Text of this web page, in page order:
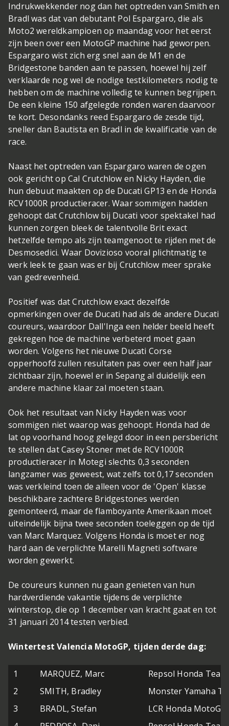
Indrukwekkender nog dan het optreden van Smith en
Bradl was dat van debutant Pol Espargaro, die als
Moto2 wereldkampioen op maandag voor het eerst
zijn been over een MotoGP machine had geworpen.
Espargaro wist zich erg snel aan de M1 en de
Bridgestone banden aan te passen, hoewel hij zelf
verklaarde nog wel de nodige testkilometers nodig te
hebben om de machine volledig te kunnen begrijpen.
De een kleine 150 afgelegde ronden waren daarvoor
te kort. Desondanks reed Espargaro de zesde tijd,
sneller dan Bautista en Bradl in de kwalificatie van de
race.
Naast het optreden van Espargaro waren de ogen
ook gericht op Cal Crutchlow en Nicky Hayden, die
hun debuut maakten op de Ducati GP13 en de Honda
RCV1000R productieracer. Waar sommigen hadden
gehoopt dat Crutchlow bij Ducati voor spektakel had
kunnen zorgen bleek de talentvolle Brit exact
hetzelfde tempo als zijn teamgenoot te rijden met de
Desmosedici. Waar Dovizioso vooral plichtmatig te
werk leek te gaan was er bij Crutchlow meer sprake
van gedrevenheid.
Positief was dat Crutchlow exact dezelfde
opmerkingen over de Ducati had als de andere Ducati
coureurs, waardoor Dall'Inga een helder beeld heeft
gekregen hoe de machine verbeterd moet gaan
worden. Volgens het nieuwe Ducati Corse
opperhoofd zullen resultaten pas over een half jaar
zichtbaar zijn, hoewel er in Sepang al duidelijk een
andere machine klaar zal moeten staan.
Ook het resultaat van Nicky Hayden was voor
sommigen niet waarop was gehoopt. Honda had de
lat op voorhand hoog gelegd door in een persbericht
te stellen dat Casey Stoner met de RCV1000R
productieracer in Motegi slechts 0,3 seconden
langzamer was geweest, wat zelfs tot 0,17 seconden
was verkleind toen de alleen voor de 'Open' klasse
beschikbare zachtere Bridgestones werden
gemonteerd, maar de flamboyante Amerikaan moet
uiteindelijk bijna twee seconden toeleggen op de tijd
van Marc Marquez. Volgens Honda is moet er nog
hard aan de verplichte Marelli Magneti software
worden gewerkt.
De coureurs kunnen nu gaan genieten van hun
hardverdiende vakantie tijdens de verplichte
winterstop, die op 1 december van kracht gaat en tot
31 januari 2014 testen verbied.
Wintertest Valencia MotoGP, tijden derde dag:
1 MARQUEZ, Marc
Repsol Honda Team
2
SMITH, Bradley
Monster Yamaha
3
BRADL, Stefan
LCR Honda MotoGP